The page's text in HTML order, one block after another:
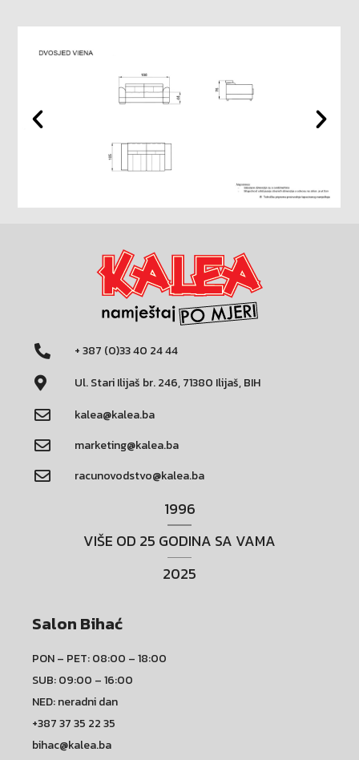
+ 387 (0)33 40 24 44
Ul. Stari Ilijaš br. 246, 71380 Ilijaš, BIH
kalea@kalea.ba
marketing@kalea.ba
racunovodstvo@kalea.ba
1996
VIŠE OD 25 GODINA SA VAMA
2025
Salon Bihać
PON – PET: 08:00 – 18:00
SUB: 09:00 – 16:00
NED: neradni dan
+387 37 35 22 35
bihac@kalea.ba